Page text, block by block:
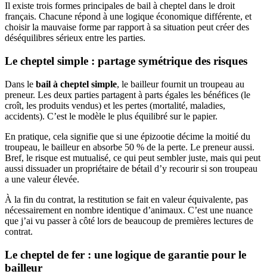
Il existe trois formes principales de bail à cheptel dans le droit
français. Chacune répond à une logique économique différente, et
choisir la mauvaise forme par rapport à sa situation peut créer des
déséquilibres sérieux entre les parties.
Le cheptel simple : partage symétrique des risques
Dans le bail à cheptel simple, le bailleur fournit un troupeau au
preneur. Les deux parties partagent à parts égales les bénéfices (le
croît, les produits vendus) et les pertes (mortalité, maladies,
accidents). C’est le modèle le plus équilibré sur le papier.
En pratique, cela signifie que si une épizootie décime la moitié du
troupeau, le bailleur en absorbe 50 % de la perte. Le preneur aussi.
Bref, le risque est mutualisé, ce qui peut sembler juste, mais qui peut
aussi dissuader un propriétaire de bétail d’y recourir si son troupeau
a une valeur élevée.
À la fin du contrat, la restitution se fait en valeur équivalente, pas
nécessairement en nombre identique d’animaux. C’est une nuance
que j’ai vu passer à côté lors de beaucoup de premières lectures de
contrat.
Le cheptel de fer : une logique de garantie pour le
bailleur